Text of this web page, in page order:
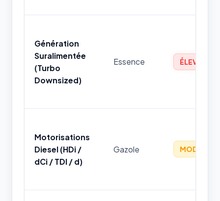
Génération
Suralimentée
(Turbo
Downsized)
Essence ÉLEVÉ
Motorisations
Diesel (HDi /
dCi / TDI / d)
Gazole MODÉRÉ